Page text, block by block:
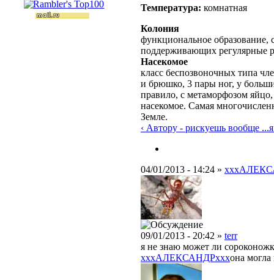
Температура: комнатная
Колония
функциональное образование,
поддерживающих регулярные
Насекомое
класс беспозвоночных типа
и брюшко, 3 пары ног, у
правило, с метаморфозом
насекомое. Самая
Земле.
‹ Автору - рискуешь вообще ...
04/01/2013 - 14:24 »
09/01/2013 - 20:42 » terr
я не знаю может ли
xxxАЛЕКСАНДРxxxона